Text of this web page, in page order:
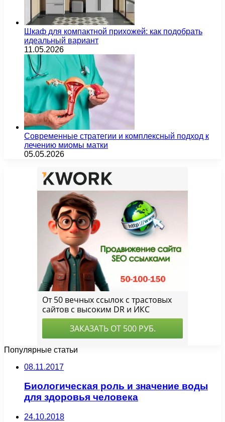
Шкаф для компактной прихожей: как подобрать
идеальный вариант
11.05.2026
Современные стратегии и комплексный подход к
лечению миомы матки
05.05.2026
Популярные статьи
08.11.2017
Биологическая роль и значение воды
для здоровья человека
24.10.2018